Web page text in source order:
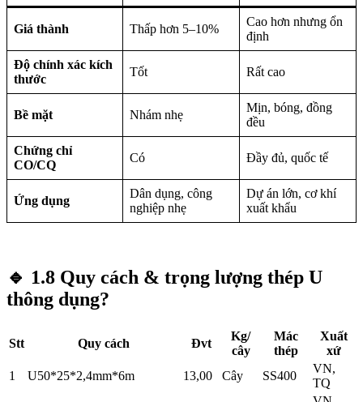
Giá thành Thấp hơn 5–10%
Cao hơn nhưng ổn
định
Độ chính xác kích
thước
Tốt Rất cao
Bề mặt Nhám nhẹ
Mịn, bóng, đồng
đều
Chứng chỉ
CO/CQ
Có Đầy đủ, quốc tế
Ứng dụng
Dân dụng, công
nghiệp nhẹ
Dự án lớn, cơ khí
xuất khẩu
🔹 1.8 Quy cách & trọng lượng thép U
thông dụng?
Stt Quy cách Đvt
Kg/
cây
Mác
thép
Xuất
xứ
1
U50*25*2,4mm*6m 13,00 Cây SS400
VN,
TQ